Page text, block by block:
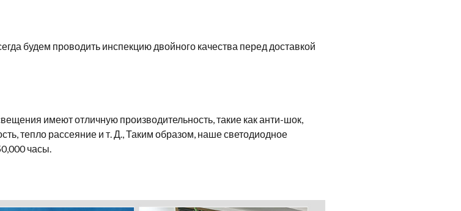
будем проводить инспекцию двойного качества перед доставкой
имеют отличную производительность, такие как анти-шок,
тепло рассеяние и т. Д., Таким образом, наше светодиодное
часы.